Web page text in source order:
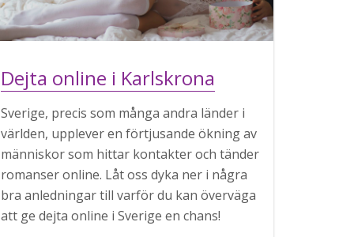
Dejta online i Karlskrona
Sverige, precis som många andra länder i
världen, upplever en förtjusande ökning av
människor som hittar kontakter och tänder
romanser online. Låt oss dyka ner i några
bra anledningar till varför du kan överväga
att ge dejta online i Sverige en chans!